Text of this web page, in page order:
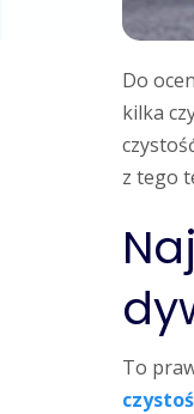
Do
kilka
z tego
To